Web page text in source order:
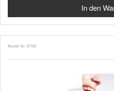
Bestell-Nr. 47169